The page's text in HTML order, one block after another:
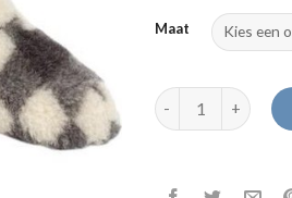
Maat
vrouwen sloffen